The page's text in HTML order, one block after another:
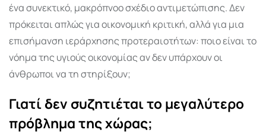
ένα συνεκτικό, μακρόπνοο σχέδιο αντιμετώπισης. Δεν
πρόκειται απλώς για οικονομική κριτική, αλλά για μια
επισήμανση ιεράρχησης προτεραιοτήτων: ποιο είναι το
νόημα της υγιούς οικονομίας αν δεν υπάρχουν οι
άνθρωποι να τη στηρίξουν;
Γιατί δεν συζητιέται το μεγαλύτερο
πρόβλημα της χώρας;